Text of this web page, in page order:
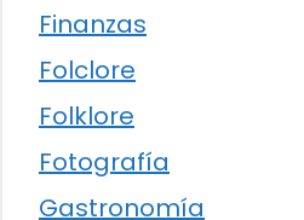
Finanzas
Folclore
Folklore
Fotografía
Gastronomía